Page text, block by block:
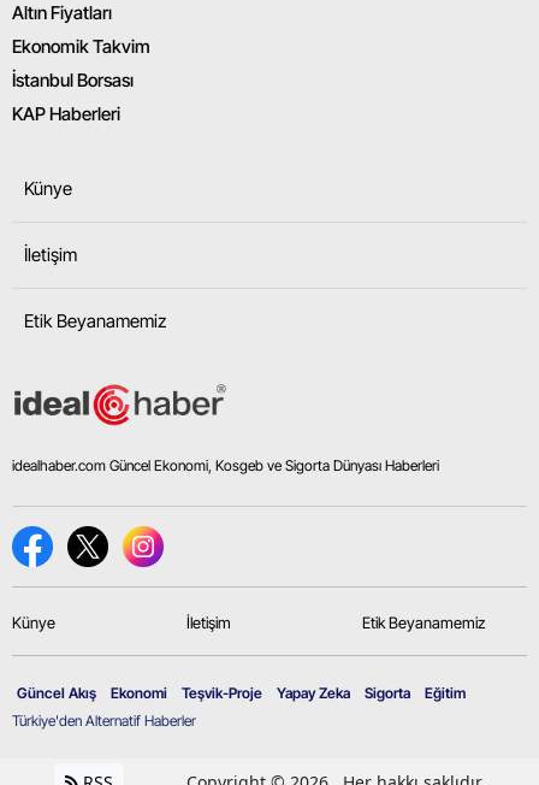
Altın Fiyatları
Ekonomik Takvim
İstanbul Borsası
KAP Haberleri
Künye
İletişim
Etik Beyanamemiz
idealhaber.com Güncel Ekonomi, Kosgeb ve Sigorta Dünyası Haberleri
Künye İletişim Etik Beyanamemiz
Türkiye'den Alternatif Haberler
Güncel Akış Ekonomi Teşvik-Proje Yapay Zeka Sigorta Eğitim